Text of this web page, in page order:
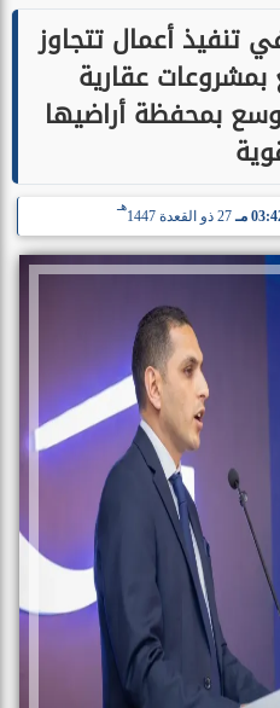
تنفيذ أعمال تتجاوز
بمشروعات عقارية
بمحفظة أراضيها
مـ 27 ذو القعدة 1447
هـ